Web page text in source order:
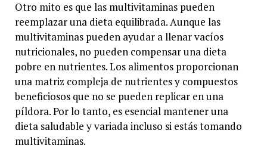
Otro mito es que las multivitaminas pueden
reemplazar una dieta equilibrada. Aunque las
multivitaminas pueden ayudar a llenar vacíos
nutricionales, no pueden compensar una dieta
pobre en nutrientes. Los alimentos proporcionan
una matriz compleja de nutrientes y compuestos
beneficiosos que no se pueden replicar en una
píldora. Por lo tanto, es esencial mantener una
dieta saludable y variada incluso si estás tomando
multivitaminas.